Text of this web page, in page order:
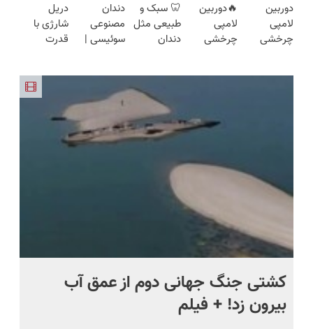
(تخفیف به
مدت
محدود)
فناوری
اروپا، سبک
و مقاوم |
قسطی
هوشمند ⚙️
(نصف
قیمت بازار
جمع شده!
تخفیف به
مدت
ساخت!!!
دوربین
لامپی
چرخشی
🔥دوربین
لامپی
چرخشی
🦷 سبک و
طبیعی مثل
دندان
اقساطی 💳
📍 تهران
دندان
مصنوعی
سوئیسی |
ویزیت
رایگان+پرداخت
اقساطی😍
دریل
شارژی با
قدرت
با گارانتی
تعویض)
کشتی‌ جنگ جهانی دوم از عمق آب
بیرون زد! + فیلم